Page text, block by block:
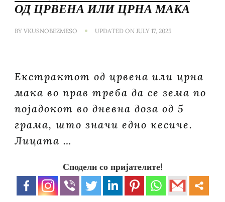
ОД ЦРВЕНА ИЛИ ЦРНА МАКА
BY VKUSNOBEZMESO UPDATED ON JULY 17, 2025
Екстрактот од црвена или црна
мака во прав треба да се зема по
појадокот во дневна доза од 5
грама, што значи едно кесиче.
Лицата …
Сподели со пријателите!